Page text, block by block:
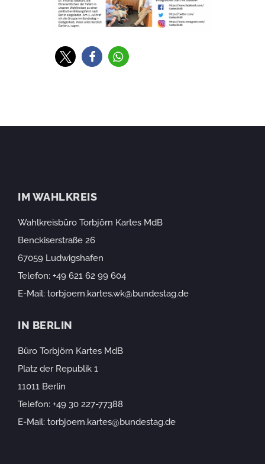
IM WAHLKREIS
Wahlkreisbüro Torbjörn Kartes MdB
Benckiserstraße 26
67059 Ludwigshafen
Telefon: +49 621 62 99 604
E-Mail: torbjoern.kartes.wk@bundestag.de
IN BERLIN
Büro Torbjörn Kartes MdB
Platz der Republik 1
11011 Berlin
Telefon: +49 30 227-77388
E-Mail: torbjoern.kartes@bundestag.de